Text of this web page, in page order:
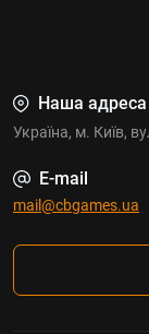
Наша адреса
Україна, м. Київ,
E-mail
mail@cbgames.ua